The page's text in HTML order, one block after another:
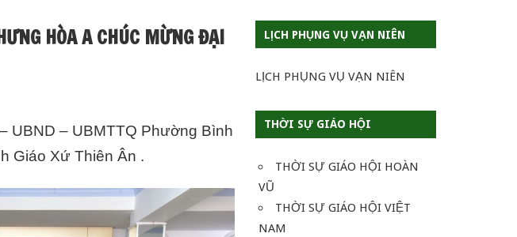
HÒA A CHÚC MỪNG ĐẠI
UBND – UBMTTQ Phường Bình
Giáo Xứ Thiên Ân .
LỊCH PHỤNG VỤ VẠN NIÊN
LỊCH PHỤNG VỤ VẠN NIÊN
THỜI SỰ GIÁO HỘI
THỜI SỰ GIÁO HỘI HOÀN
VŨ
THỜI SỰ GIÁO HỘI VIỆT
NAM